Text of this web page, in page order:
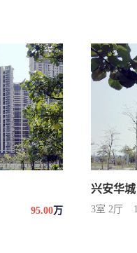
95.00万
兴安华城
3室 2厅